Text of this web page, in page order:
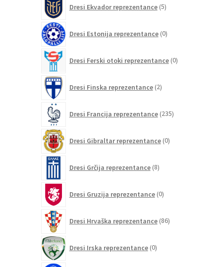
Dresi Ekvador reprezentance 5izdelkov
Dresi Estonija reprezentance 0izdelkov
Dresi Ferski otoki reprezentance 0izdelkov
Dresi Finska reprezentance 2izdelka
Dresi Francija reprezentance 235izdelkov
Dresi Gibraltar reprezentance 0izdelkov
Dresi Grčija reprezentance 8izdelkov
Dresi Gruzija reprezentance 0izdelkov
Dresi Hrvaška reprezentance 86izdelkov
Dresi Irska reprezentance 0izdelkov